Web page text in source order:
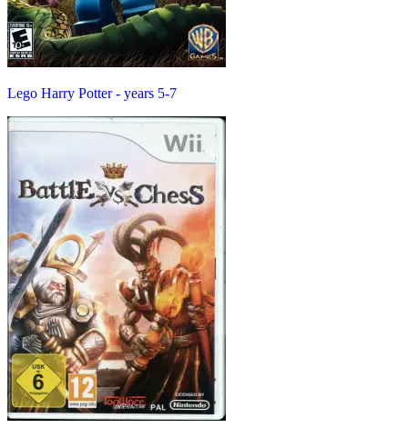
Lego Harry Potter - years 5-7